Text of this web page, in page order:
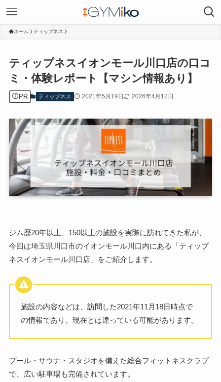
ホーム ティップネス
ティップネスイオンモール川口店の口コ
ミ・体験レポート【マシン情報あり】
PR ティップネス 2021年5月19日 2026年4月12日
ジム歴20年以上、150以上の施設を実際に訪れてきた私が、
今回は埼玉県川口市のイオンモール川口内にある「ティップ
ネスイオンモール川口店」をご紹介します。
施設の内容などは、訪問した2021年11月18日時点で
の情報であり、現在とは違っている可能があります。
プール・サウナ・スタジオを備えた総合フィットネスクラブ
で、広い駐車場も完備されています。